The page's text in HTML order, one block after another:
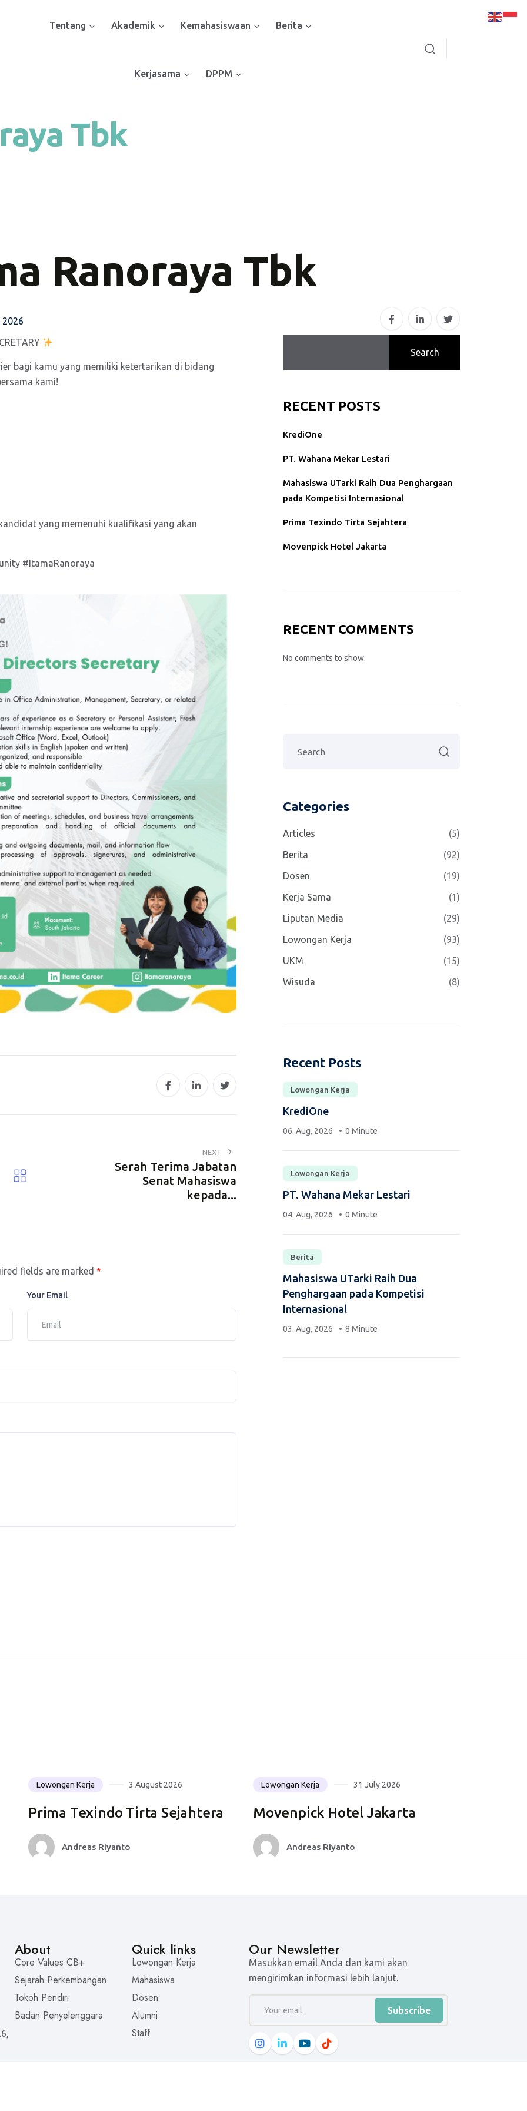
Tentang Akademik Kemahasiswaan Berita
Kerjasama DPPM
Tbk
Ranoraya Tbk
2026
bagi kamu yang memiliki ketertarikan di bidang
kami!
yang memenuhi kualifikasi yang akan
#ItamaRanoraya
NEXT
Serah Terima Jabatan
Senat Mahasiswa
kepada...
fields are marked *
Your Email
Search
RECENT POSTS
KrediOne
PT. Wahana Mekar Lestari
Mahasiswa UTarki Raih Dua Penghargaan
pada Kompetisi Internasional
Prima Texindo Tirta Sejahtera
Movenpick Hotel Jakarta
RECENT COMMENTS
No comments to show.
Categories
Articles
(5)
Berita
(92)
Dosen
(19)
Kerja Sama
(1)
Liputan Media
(29)
Lowongan Kerja
(93)
UKM
(15)
Wisuda
(8)
Recent Posts
Lowongan Kerja
KrediOne
06. Aug, 2026 0 Minute
Lowongan Kerja
PT. Wahana Mekar Lestari
04. Aug, 2026 0 Minute
Berita
Mahasiswa UTarki Raih Dua
Penghargaan pada Kompetisi
Internasional
03. Aug, 2026 8 Minute
Lowongan Kerja 3 August 2026
Prima Texindo Tirta Sejahtera
Andreas Riyanto
Lowongan Kerja 31 July 2026
Movenpick Hotel Jakarta
Andreas Riyanto
About
Core Values CB+
Sejarah Perkembangan
Tokoh Pendiri
Badan Penyelenggara
Quick links
Lowongan Kerja
Mahasiswa
Dosen
Alumni
Staff
Our Newsletter
Masukkan email Anda dan kami akan
mengirimkan informasi lebih lanjut.
Subscribe